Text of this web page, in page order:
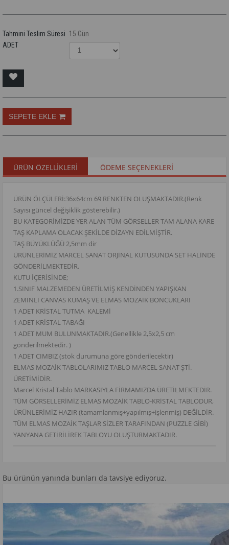
Tahmini Teslim Süresi 15 Gün
ADET
ÜRÜN ÖZELLIKLERI ÖDEME SEÇENEKLERI
ÜRÜN ÖLÇÜLERİ:36x64cm 69 RENKTEN OLUŞMAKTADIR.(Renk
Sayısı güncel değişiklik gösterebilir.)
BU KATEGORİMİZDE YER ALAN TÜM GÖRSELLER TAM ALANA KARE
TAŞ KAPLAMA OLACAK ŞEKİLDE DİZAYN EDİLMİŞTİR.
TAŞ BÜYÜKLÜĞÜ 2,5mm dir
ÜRÜNLERİMİZ MARCEL SANAT ORJİNAL KUTUSUNDA SET HALİNDE
GÖNDERİLMEKTEDİR.
KUTU İÇERİSİNDE;
1.SINIF MALZEMEDEN ÜRETİLMİŞ KENDİNDEN YAPIŞKAN
ZEMİNLİ CANVAS KUMAŞ VE ELMAS MOZAİK BONCUKLARI
1 ADET KRİSTAL TUTMA KALEMİ
1 ADET KRİSTAL TABAĞI
1 ADET MUM BULUNMAKTADIR.(Genellikle 2,5x2,5 cm
gönderilmektedir. )
1 ADET CIMBIZ (stok durumuna göre gönderilecektir)
ELMAS MOZAİK TABLOLARIMIZ TABLO MARCEL SANAT ŞTİ.
ÜRETİMİDİR.
Marcel Kristal Tablo MARKASIYLA FİRMAMIZDA ÜRETİLMEKTEDİR.
TÜM GÖRSELLERİMİZ ELMAS MOZAİK TABLO-KRİSTAL TABLODUR,
ÜRÜNLERİMİZ HAZIR (tamamlanmış+yapılmış+işlenmiş) DEĞİLDİR.
TÜM ELMAS MOZAİK TAŞLAR SİZLER TARAFINDAN (PUZZLE GİBİ)
YANYANA GETİRİLİREK TABLOYU OLUŞTURMAKTADIR.
Bu ürünün yanında bunları da tavsiye ediyoruz.